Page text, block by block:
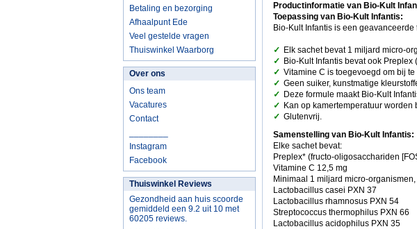
Betaling en bezorging
Afhaalpunt Ede
Veel gestelde vragen
Thuiswinkel Waarborg
Over ons
Ons team
Vacatures
Contact
Instagram
Facebook
Thuiswinkel Reviews
Gezondheid aan huis scoorde
gemiddeld een 9.2 uit 10 met
60205 reviews.
Productinformatie van Bio-Kult
Toepassing van Bio-Kult Infantis:
Bio-Kult Infantis is een
✓ Elk sachet bevat 1 miljard micro-
✓ Bio-Kult Infantis bevat ook
✓ Vitamine C is toegevoegd om bij
✓ Geen suiker, kunstmatige
✓ Deze formule maakt Bio-Kult
✓ Kan op kamertemperatuur
✓ Glutenvrij.
Samenstelling van Bio-Kult Infantis:
Elke sachet bevat:
Preplex* (fructo-oligosacchariden
Vitamine C 12,5 mg
Minimaal 1 miljard micro-
Lactobacillus casei PXN 37
Lactobacillus rhamnosus PXN 54
Streptococcus thermophilus PXN 66
Lactobacillus acidophilus PXN 35